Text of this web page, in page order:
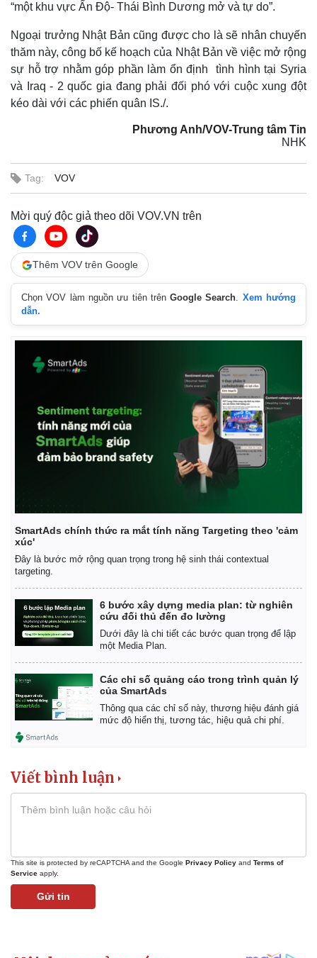
Thế giới
Hồ sơ
Multimedia
Video
E-Magazine
Infographic
“một khu vực Ấn Độ- Thái Bình Dương mở và tự do”.
Ngoại trưởng Nhật Bản cũng được cho là sẽ nhân chuyến
thăm này, công bố kế hoạch của Nhật Bản về việc mở rộng
sự hỗ trợ nhằm góp phần làm ổn định tình hình tại Syria
và Iraq - 2 quốc gia đang phải đối phó với cuộc xung đột
kéo dài với các phiến quân IS./.
Phương Anh/VOV-Trung tâm Tin
NHK
Tag: VOV
Mời quý độc giả theo dõi VOV.VN trên
Thêm VOV trên Google
Chọn VOV làm nguồn ưu tiên trênGoogle Search. Xem hướng
dẫn.
SmartAds chính thức ra mắt tính năng Targeting theo 'cảm
xúc'
Đây là bước mở rộng quan trọng trong hệ sinh thái contextual
targeting.
6 bước xây dựng media plan: từ nghiên
cứu đối thủ đến đo lường
Dưới đây là chi tiết các bước quan trọng để lập
một Media Plan.
Các chỉ số quảng cáo trong trình quản lý
của SmartAds
Thông qua các chỉ số này, thương hiệu đánh giá
mức độ hiển thị, tương tác, hiệu quả chi phí.
Viết bình luận
This site is protected by reCAPTCHA and the Google Privacy Policy and Terms of
Service apply.
Gửi tin